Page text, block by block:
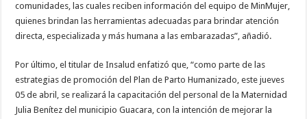
comunidades, las cuales reciben información del equipo de MinMujer,
quienes brindan las herramientas adecuadas para brindar atención
directa, especializada y más humana a las embarazadas”, añadió.
Por último, el titular de Insalud enfatizó que, “como parte de las
estrategias de promoción del Plan de Parto Humanizado, este jueves
05 de abril, se realizará la capacitación del personal de la Maternidad
Julia Benítez del municipio Guacara, con la intención de mejorar la